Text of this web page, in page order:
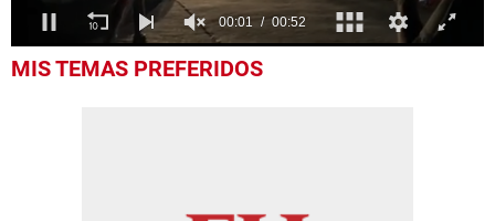
of
MIS TEMAS PREFERIDOS